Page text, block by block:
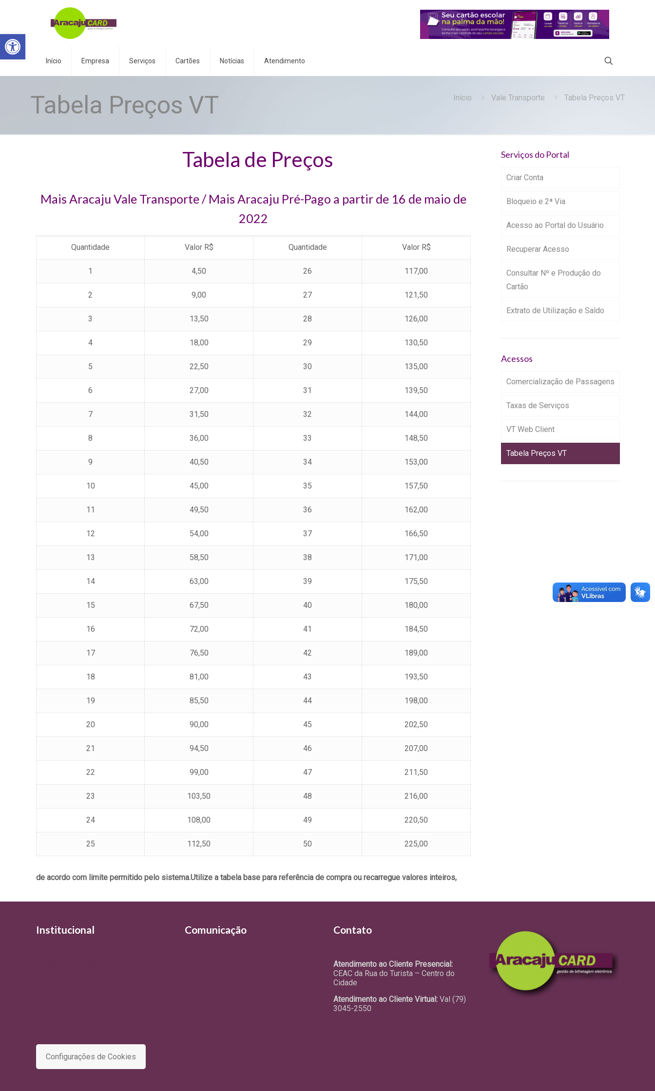
Abrir a barra de ferramentas
Início Empresa Serviços Cartões Notícias Atendimento
Tabela Preços VT Início Vale Transporte Tabela Preços VT
Tabela de Preços
Mais Aracaju Vale Transporte / Mais Aracaju Pré-Pago a partir de 16 de maio de
2022
Quantidade Valor R$ Quantidade Valor R$
1 4,50 26 117,00
2 9,00 27 121,50
3 13,50 28 126,00
4 18,00 29 130,50
5 22,50 30 135,00
6 27,00 31 139,50
7 31,50 32 144,00
8 36,00 33 148,50
9 40,50 34 153,00
10 45,00 35 157,50
11 49,50 36 162,00
12 54,00 37 166,50
13 58,50 38 171,00
14 63,00 39 175,50
15 67,50 40 180,00
16 72,00 41 184,50
17 76,50 42 189,00
18 81,00 43 193,50
19 85,50 44 198,00
20 90,00 45 202,50
21 94,50 46 207,00
22 99,00 47 211,50
23 103,50 48 216,00
24 108,00 49 220,50
25 112,50 50 225,00
de acordo com limite permitido pelo sistema.Utilize a tabela base para referência de compra ou recarregue valores inteiros,
Serviços do Portal
Criar Conta
Bloqueio e 2ª Via
Acesso ao Portal do Usuário
Recuperar Acesso
Consultar Nº e Produção do
Cartão
Extrato de Utilização e Saldo
Acessos
Comercialização de Passagens
Taxas de Serviços
VT Web Client
Tabela Preços VT
Institucional
Configurações de Cookies
Comunicação Contato
Atendimento ao Cliente Presencial:
CEAC da Rua do Turista – Centro do
Cidade
Atendimento ao Cliente Virtual: Val (79)
3045-2550